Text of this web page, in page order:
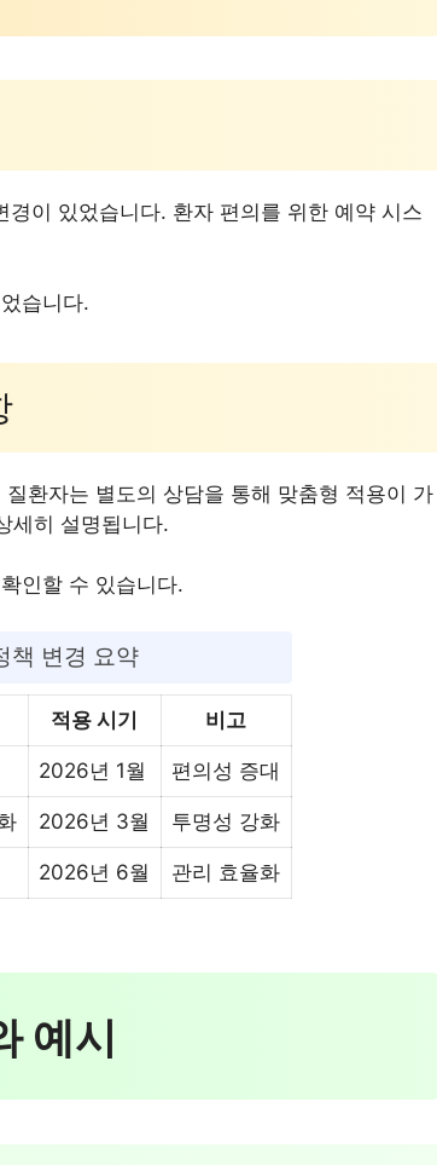
이 있었습니다. 환자 편의를 위한 예약 시스
습니다.
환자는 별도의 상담을 통해 맞춤형 적용이 가
세히 설명됩니다.
인할 수 있습니다.
책 변경 요약
적용 시기 비고
2026년 1월 편의성 증대
2026년 3월 투명성 강화
2026년 6월 관리 효율화
예시